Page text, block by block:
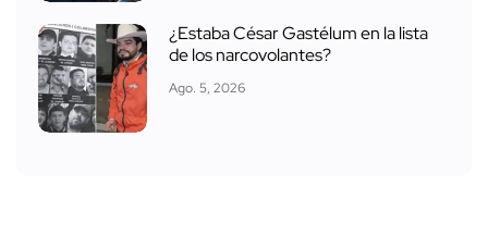
¿Estaba César Gastélum en la lista
de los narcovolantes?
Ago. 5, 2026